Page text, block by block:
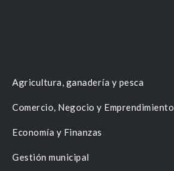
Agricultura, ganadería y pesca
Comercio, Negocio y Emprendimiento
Economía y Finanzas
Gestión municipal